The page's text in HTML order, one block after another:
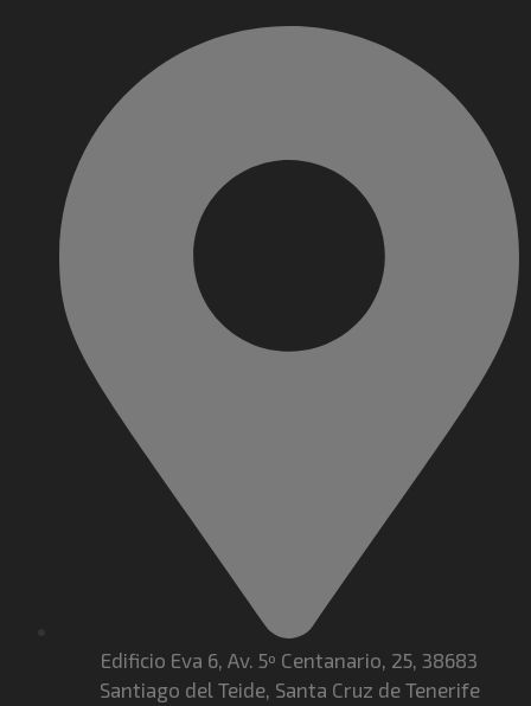
Edificio Eva 6, Av. 5º Centanario, 25, 38683
Santiago del Teide, Santa Cruz de Tenerife